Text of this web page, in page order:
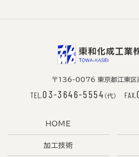
〒136-0076 東京都江東
TEL.03-3646-5554 （代） FAX.
HOME
加工技術